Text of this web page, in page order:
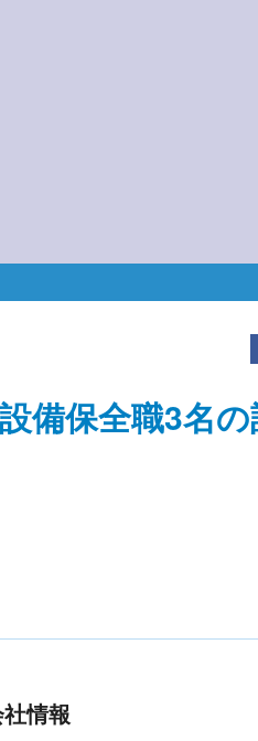
備保全職3名の
情報